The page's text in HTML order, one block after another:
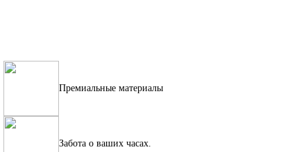
Премиальные материалы
Забота о ваших часах.